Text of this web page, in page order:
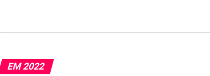
EM 2022